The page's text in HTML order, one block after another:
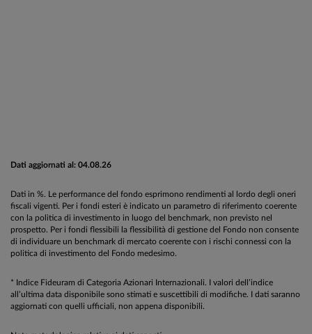
Dati aggiornati al: 04.08.26
Dati in %. Le performance del fondo esprimono rendimenti al lordo degli oneri
fiscali vigenti. Per i fondi esteri è indicato un parametro di riferimento coerente
con la politica di investimento in luogo del benchmark, non previsto nel
prospetto. Per i fondi flessibili la flessibilità di gestione del Fondo non consente
di individuare un benchmark di mercato coerente con i rischi connessi con la
politica di investimento del Fondo medesimo.
* Indice Fideuram di Categoria Azionari Internazionali. I valori dell’indice
all’ultima data disponibile sono stimati e suscettibili di modifiche. I dati saranno
aggiornati con quelli ufficiali, non appena disponibili.